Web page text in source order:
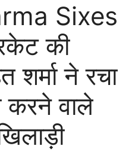
Sixes
की
शर्मा ने रचा
करने वाले